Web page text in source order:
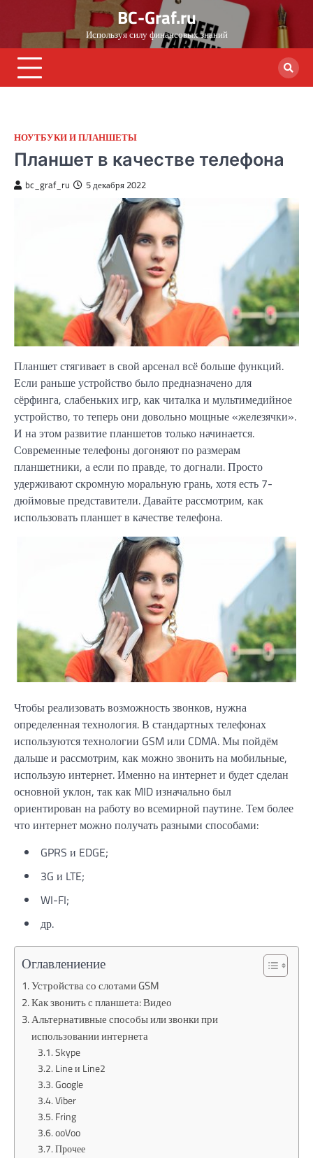
content
BC-Graf.ru
Используя силу финансовых знаний
НОУТБУКИ И ПЛАНШЕТЫ
Планшет в качестве телефона
bc_graf_ru 5 декабря 2022
Планшет стягивает в свой арсенал всё больше функций.
Если раньше устройство было предназначено для
сёрфинга, слабеньких игр, как читалка и мультимедийное
устройство, то теперь они довольно мощные «железячки».
И на этом развитие планшетов только начинается.
Современные телефоны догоняют по размерам
планшетники, а если по правде, то догнали. Просто
удерживают скромную моральную грань, хотя есть 7-
дюймовые представители. Давайте рассмотрим, как
использовать планшет в качестве телефона.
Чтобы реализовать возможность звонков, нужна
определенная технология. В стандартных телефонах
используются технологии GSM или CDMA. Мы пойдём
дальше и рассмотрим, как можно звонить на мобильные,
использую интернет. Именно на интернет и будет сделан
основной уклон, так как MID изначально был
ориентирован на работу во всемирной паутине. Тем более
что интернет можно получать разными способами:
GPRS и EDGE;
3G и LTE;
WI-FI;
др.
Оглавлениение
Устройства со слотами GSM
Как звонить с планшета: Видео
Альтернативные способы или звонки при
использовании интернета
Skype
Line и Line2
Google
Viber
Fring
ooVoo
Прочее